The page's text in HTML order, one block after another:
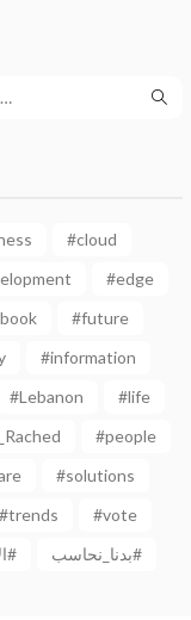
#cloud
#edge
#future
#information
#Lebanon
#life
#people
#solutions
#trends
#vote
الانذار_الاخير#
بدنا_نحاسب#